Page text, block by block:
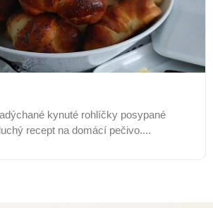
kynuté rohlíčky posypané
recept na domácí pečivo....